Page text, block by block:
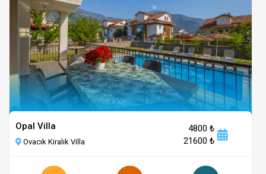
Opal Villa
Ovacık Kiralık Villa
4800 ₺
21600 ₺